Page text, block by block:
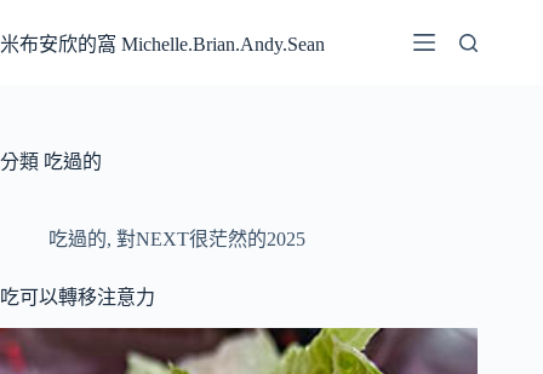
至
容
米布安欣的窩 Michelle.Brian.Andy.Sean
分類 吃過的
吃過的, 對NEXT很茫然的2025
吃可以轉移注意力